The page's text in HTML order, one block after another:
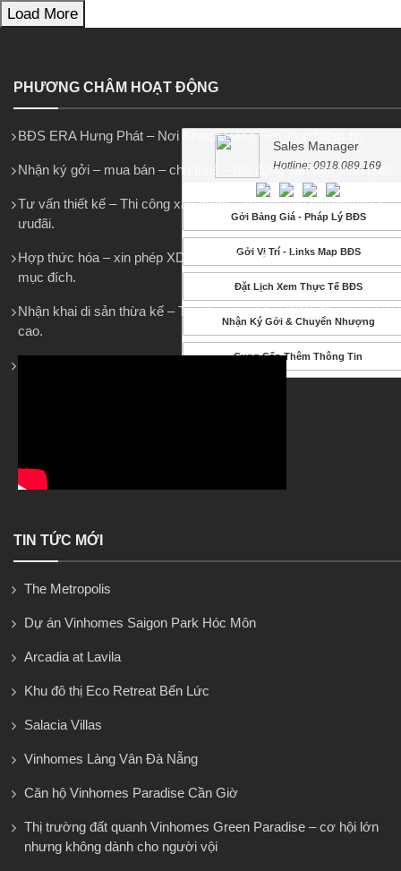
Load More
Sales Manager
Hotline: 0918.089.169
Gởi Bảng Giá - Pháp Lý BĐS
Gởi Vị Trí - Links Map BĐS
Đặt Lịch Xem Thực Tế BĐS
Nhận Ký Gởi & Chuyển Nhượng
Cung Cấp Thêm Thông Tin
PHƯƠNG CHÂM HOẠT ĐỘNG
BĐS ERA Hưng Phát – Nơi Khách Hàng Gởi Trọn Niềm tin
Nhận ký gởi – mua bán – cho thuê – bất động sản trên toàn quốc.
Tư vấn thiết kế – Thi công xây dựng – Hỗ trợ vay ngânhàng LS
ưuđãi.
Hợp thức hóa – xin phép XD – Tách thửa hợp thửa – chuyển
mục đích.
Nhận khai di sản thừa kế – Tư vấn sản phẩm BDS đầu tư sinh lời
cao.
TIN TỨC MỚI
The Metropolis
Dự án Vinhomes Saigon Park Hóc Môn
Arcadia at Lavila
Khu đô thị Eco Retreat Bến Lức
Salacia Villas
Vinhomes Làng Vân Đà Nẵng
Căn hộ Vinhomes Paradise Cần Giờ
Thị trường đất quanh Vinhomes Green Paradise – cơ hội lớn
nhưng không dành cho người vội